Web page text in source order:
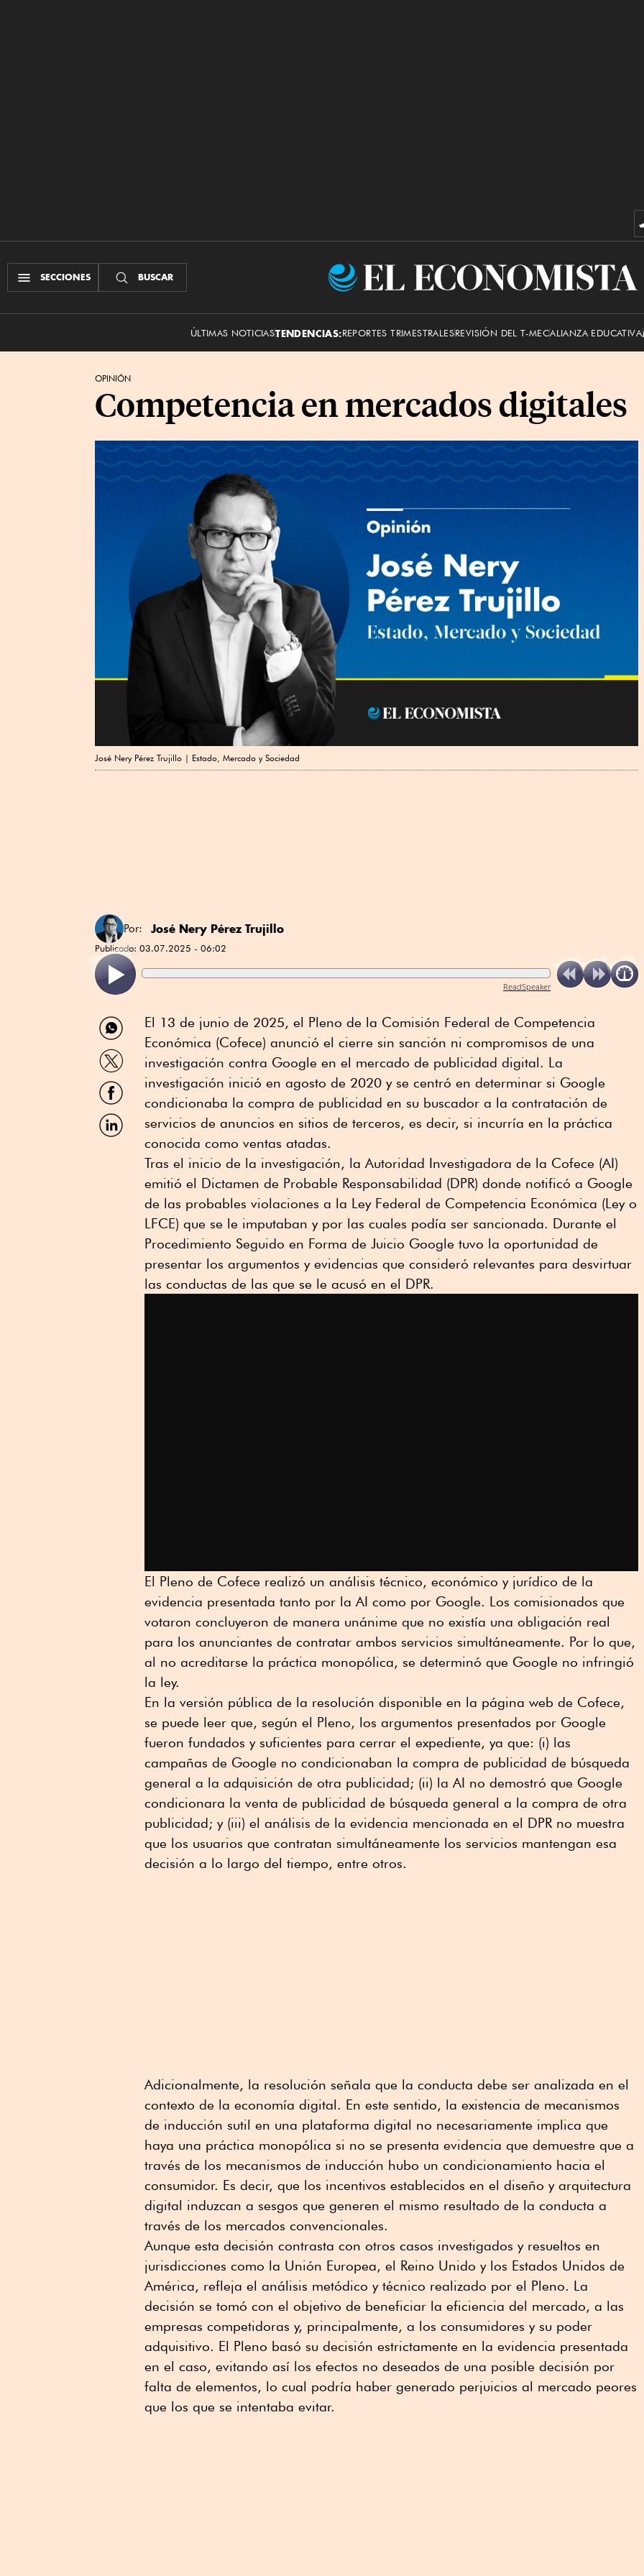
SECCIONES BUSCAR
El
ÚLTIMAS NOTICIASTENDENCIAS:REPORTES TRIMESTRALESREVISIÓN DEL T-MECALIANZA EDUCATIVA
OPINIÓN
Competencia en mercados digitales
José Nery Pérez Trujillo | Estado, Mercado y Sociedad
Por: José Nery Pérez Trujillo
Publicado: 03.07.2025 - 06:02
ReadSpeaker
Compartir
por
WhatsApp
Compartir
por
Twitter
Compartir
por
Facebook
Compartir
por
El 13 de junio de 2025, el Pleno de la Comisión Federal de Competencia
Económica (Cofece) anunció el cierre sin sanción ni compromisos de una
investigación contra Google en el mercado de publicidad digital. La
investigación inició en agosto de 2020 y se centró en determinar si Google
condicionaba la compra de publicidad en su buscador a la contratación de
servicios de anuncios en sitios de terceros, es decir, si incurría en la práctica
conocida como ventas atadas.
Tras el inicio de la investigación, la Autoridad Investigadora de la Cofece (AI)
emitió el Dictamen de Probable Responsabilidad (DPR) donde notificó a Google
de las probables violaciones a la Ley Federal de Competencia Económica (Ley o
LFCE) que se le imputaban y por las cuales podía ser sancionada. Durante el
Procedimiento Seguido en Forma de Juicio Google tuvo la oportunidad de
presentar los argumentos y evidencias que consideró relevantes para desvirtuar
las conductas de las que se le acusó en el DPR.
El Pleno de Cofece realizó un análisis técnico, económico y jurídico de la
evidencia presentada tanto por la AI como por Google. Los comisionados que
votaron concluyeron de manera unánime que no existía una obligación real
para los anunciantes de contratar ambos servicios simultáneamente. Por lo que,
al no acreditarse la práctica monopólica, se determinó que Google no infringió
la ley.
En la versión pública de la resolución disponible en la página web de Cofece,
se puede leer que, según el Pleno, los argumentos presentados por Google
fueron fundados y suficientes para cerrar el expediente, ya que: (i) las
campañas de Google no condicionaban la compra de publicidad de búsqueda
general a la adquisición de otra publicidad; (ii) la AI no demostró que Google
condicionara la venta de publicidad de búsqueda general a la compra de otra
publicidad; y (iii) el análisis de la evidencia mencionada en el DPR no muestra
que los usuarios que contratan simultáneamente los servicios mantengan esa
decisión a lo largo del tiempo, entre otros.
Adicionalmente, la resolución señala que la conducta debe ser analizada en el
contexto de la economía digital. En este sentido, la existencia de mecanismos
de inducción sutil en una plataforma digital no necesariamente implica que
haya una práctica monopólica si no se presenta evidencia que demuestre que a
través de los mecanismos de inducción hubo un condicionamiento hacia el
consumidor. Es decir, que los incentivos establecidos en el diseño y arquitectura
digital induzcan a sesgos que generen el mismo resultado de la conducta a
través de los mercados convencionales.
Aunque esta decisión contrasta con otros casos investigados y resueltos en
jurisdicciones como la Unión Europea, el Reino Unido y los Estados Unidos de
América, refleja el análisis metódico y técnico realizado por el Pleno. La
decisión se tomó con el objetivo de beneficiar la eficiencia del mercado, a las
empresas competidoras y, principalmente, a los consumidores y su poder
adquisitivo. El Pleno basó su decisión estrictamente en la evidencia presentada
en el caso, evitando así los efectos no deseados de una posible decisión por
falta de elementos, lo cual podría haber generado perjuicios al mercado peores
que los que se intentaba evitar.